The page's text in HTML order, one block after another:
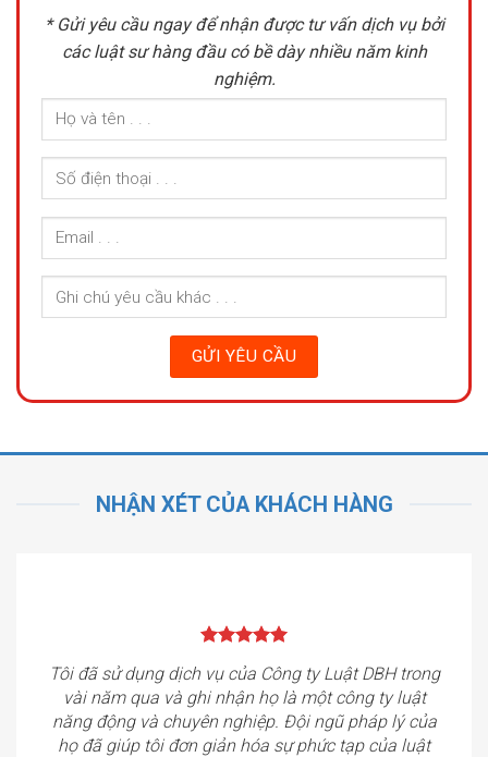
* Gửi yêu cầu ngay để nhận được tư vấn dịch vụ bởi
các luật sư hàng đầu có bề dày nhiều năm kinh
nghiệm.
NHẬN XÉT CỦA KHÁCH HÀNG
Tôi đã sử dụng dịch vụ của Công ty Luật DBH trong
vài năm qua và ghi nhận họ là một công ty luật
năng động và chuyên nghiệp. Đội ngũ pháp lý của
họ đã giúp tôi đơn giản hóa sự phức tạp của luật